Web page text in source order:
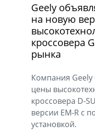
Geely
на новую
кроссовера
рынка
Компания Geely
цены
кроссовера D-
версии EM-R с
установкой.